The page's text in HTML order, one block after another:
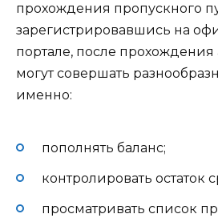
прохождения пропускного
зарегистрировавшись на
портале, после прохождения
могут совершать
именно:
пополнять баланс;
контролировать остаток
просматривать список